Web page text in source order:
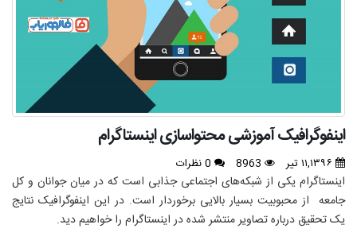
اینفوگرافیک آموزشی محتواسازی اینستاگرام
اینستاگرام یکی از شبکه‌های اجتماعی جذابی است که در میان جوانان و کل
جامعه از محبوبیت بسیار بالایی برخوردار است. در این اینفوگرافیک نتایج
یک تحقیق درباره تصاویر منتشر شده در اینستاگرام را خواهیم دید.